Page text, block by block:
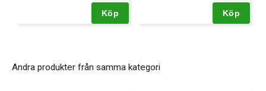
Köp Köp
Andra produkter från samma kategori